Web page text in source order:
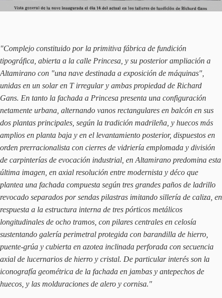
"Complejo constituido por la primitiva fábrica de fundición
tipográfica, abierta a la calle Princesa, y su posterior ampliación a
Altamirano con "una nave destinada a exposición de máquinas",
unidas en un solar en T irregular y ambas propiedad de Richard
Gans. En tanto la fachada a Princesa presenta una configuración
netamente urbana, alternando vanos rectangulares en balcón en sus
dos plantas principales, según la tradición madrileña, y huecos más
amplios en planta baja y en el levantamiento posterior, dispuestos en
orden prerracionalista con cierres de vidriería emplomada y división
de carpinterías de evocación industrial, en Altamirano predomina esta
última imagen, en axial resolución entre modernista y déco que
plantea una fachada compuesta según tres grandes paños de ladrillo
revocado separados por sendas pilastras imitando sillería de caliza, en
respuesta a la estructura interna de tres pórticos metálicos
longitudinales de ocho tramos, con pilares centrales en celosía
sustentando galería perimetral protegida con barandilla de hierro,
puente-grúa y cubierta en azotea inclinada perforada con secuencia
axial de lucernarios de hierro y cristal. De particular interés son la
iconografía geométrica de la fachada en jambas y antepechos de
huecos, y las molduraciones de alero y cornisa."